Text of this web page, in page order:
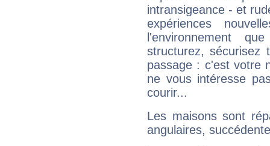
intransigeance - et
expériences
l'environnement
structurez, sécurisez
passage : c'est votre
ne vous intéresse
courir...
Les maisons sont
angulaires,